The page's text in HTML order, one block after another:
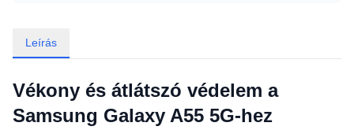
Leírás
Vékony és átlátszó védelem a
Samsung Galaxy A55 5G-hez